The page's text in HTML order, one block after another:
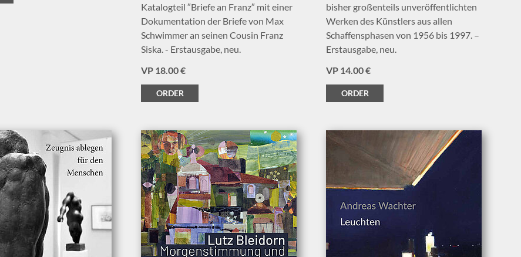
Katalogteil ″Briefe an Franz″ mit einer
Dokumentation der Briefe von Max
Schwimmer an seinen Cousin Franz
Siska. - Erstausgabe, neu.
VP 18.00 €
ORDER
bisher großenteils unveröffentlichten
Werken des Künstlers aus allen
Schaffensphasen von 1956 bis 1997. –
Erstausgabe, neu.
VP 14.00 €
ORDER